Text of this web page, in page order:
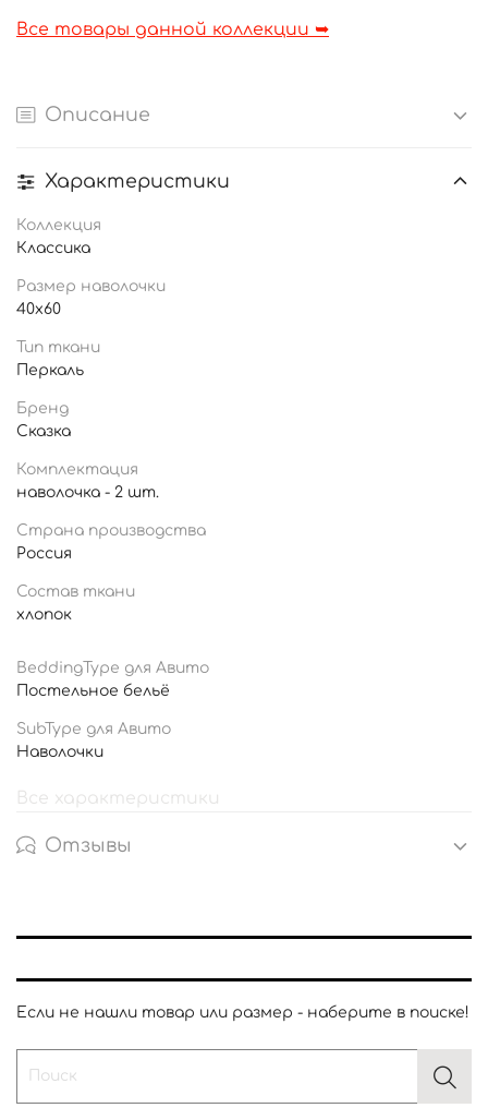
Все товары данной коллекции ➥
Описание
Характеристики
Коллекция
Классика
Размер наволочки
40х60
Тип ткани
Перкаль
Бренд
Сказка
Комплектация
наволочка - 2 шт.
Страна производства
Россия
Состав ткани
хлопок
BeddingType для Авито
Постельное бельё
SubType для Авито
Наволочки
Все характеристики
Отзывы
Если не нашли товар или размер - наберите в поиске!